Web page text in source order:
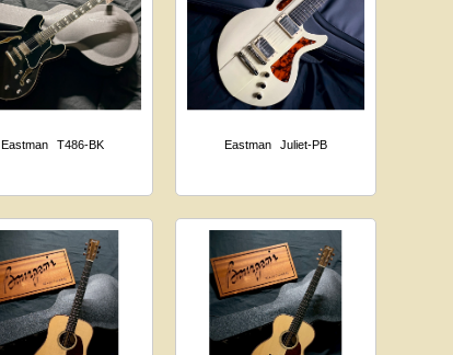
Eastman T486-BK Eastman Juliet-PB